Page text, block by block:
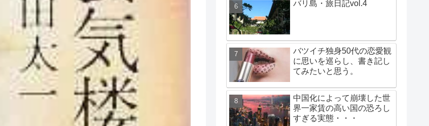
バリ島・旅日記vol.4
バツイチ独身50代の恋愛観
に思いを巡らし、書き記し
てみたいと思う。
中国化によって崩壊した世
界一家賃の高い国の恐ろし
すぎる実態・・・